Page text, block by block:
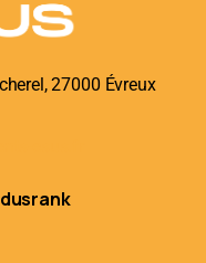
27000 Évreux